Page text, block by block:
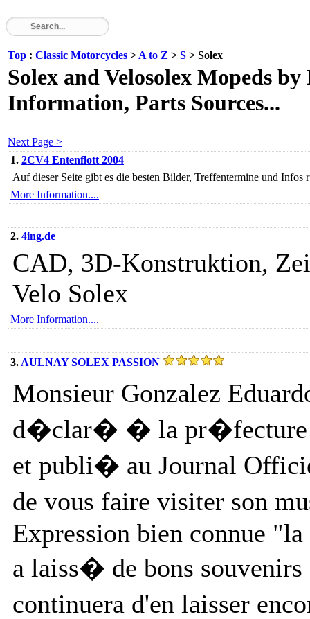
Top : Classic Motorcycles > A to Z > S > Solex
Solex and Velosolex Mopeds
Information, Parts Sources...
Next Page >
1. 2CV4 Entenflott 2004
Auf dieser Seite gibt es die besten Bilder, Treffentermine und
More Information....
2. 4ing.de
CAD, 3D-Konstruktion,
Velo Solex
More Information....
3. AULNAY SOLEX PASSION
Monsieur Gonzalez
d�clar� � la pr�fecture
et publi� au Journal
de vous faire visiter son
Expression bien connue
a laiss� de bons
continuera d'en laisser